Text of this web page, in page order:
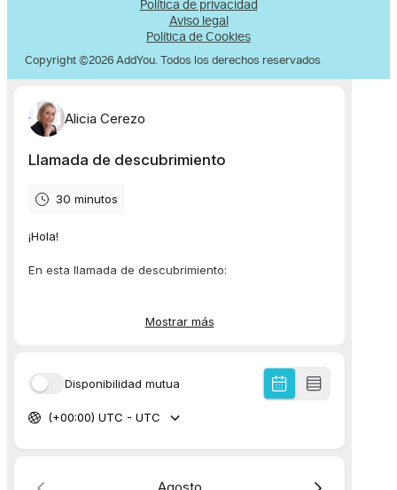
Política de privacidad
Aviso legal
Política de Cookies
Copyright ©2026 AddYou. Todos los derechos reservados